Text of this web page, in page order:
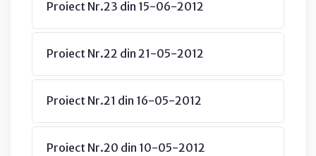
Proiect Nr.23 din 15-06-2012
Proiect Nr.22 din 21-05-2012
Proiect Nr.21 din 16-05-2012
Proiect Nr.20 din 10-05-2012